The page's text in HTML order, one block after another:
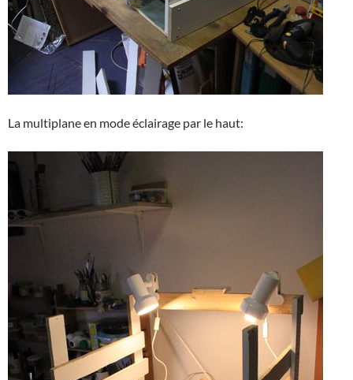
La multiplane en mode éclairage par le haut: